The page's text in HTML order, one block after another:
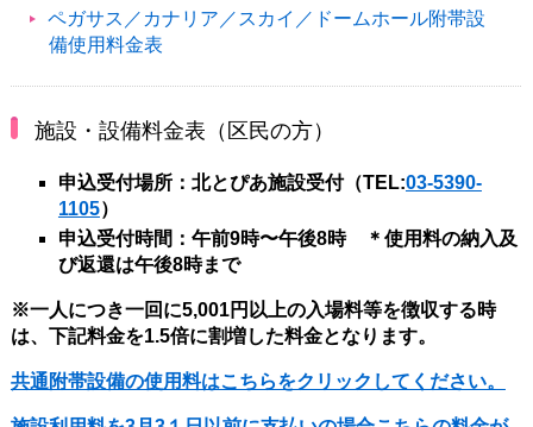
ペガサス／カナリア／スカイ／ドームホール附帯設
備使用料金表
施設・設備料金表（区民の方）
申込受付場所：北とぴあ施設受付（TEL:03-5390-
1105）
申込受付時間：午前9時〜午後8時 ＊使用料の納入及
び返還は午後8時まで
※一人につき一回に5,001円以上の入場料等を徴収する時
は、下記料金を1.5倍に割増した料金となります。
共通附帯設備の使用料はこちらをクリックしてください。